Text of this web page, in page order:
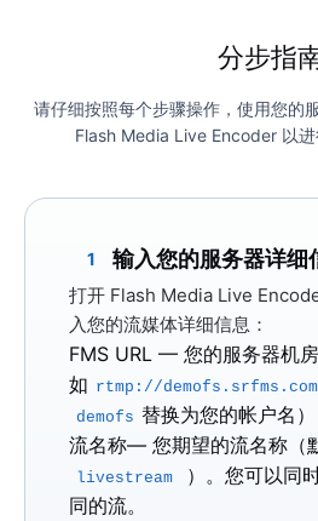
分步指
请仔细按照每个步骤操作，使用您的
Flash Media Live Encoder 以进
1 输入您的服务器详细
打开 Flash Media Live
入您的流媒体详细信息：
FMS URL — 您的服务器机
如 rtmp://
demofs 替换为您的帐户名）
流名称— 您期望的流名称（
livestream
）。您可以同
同的流。